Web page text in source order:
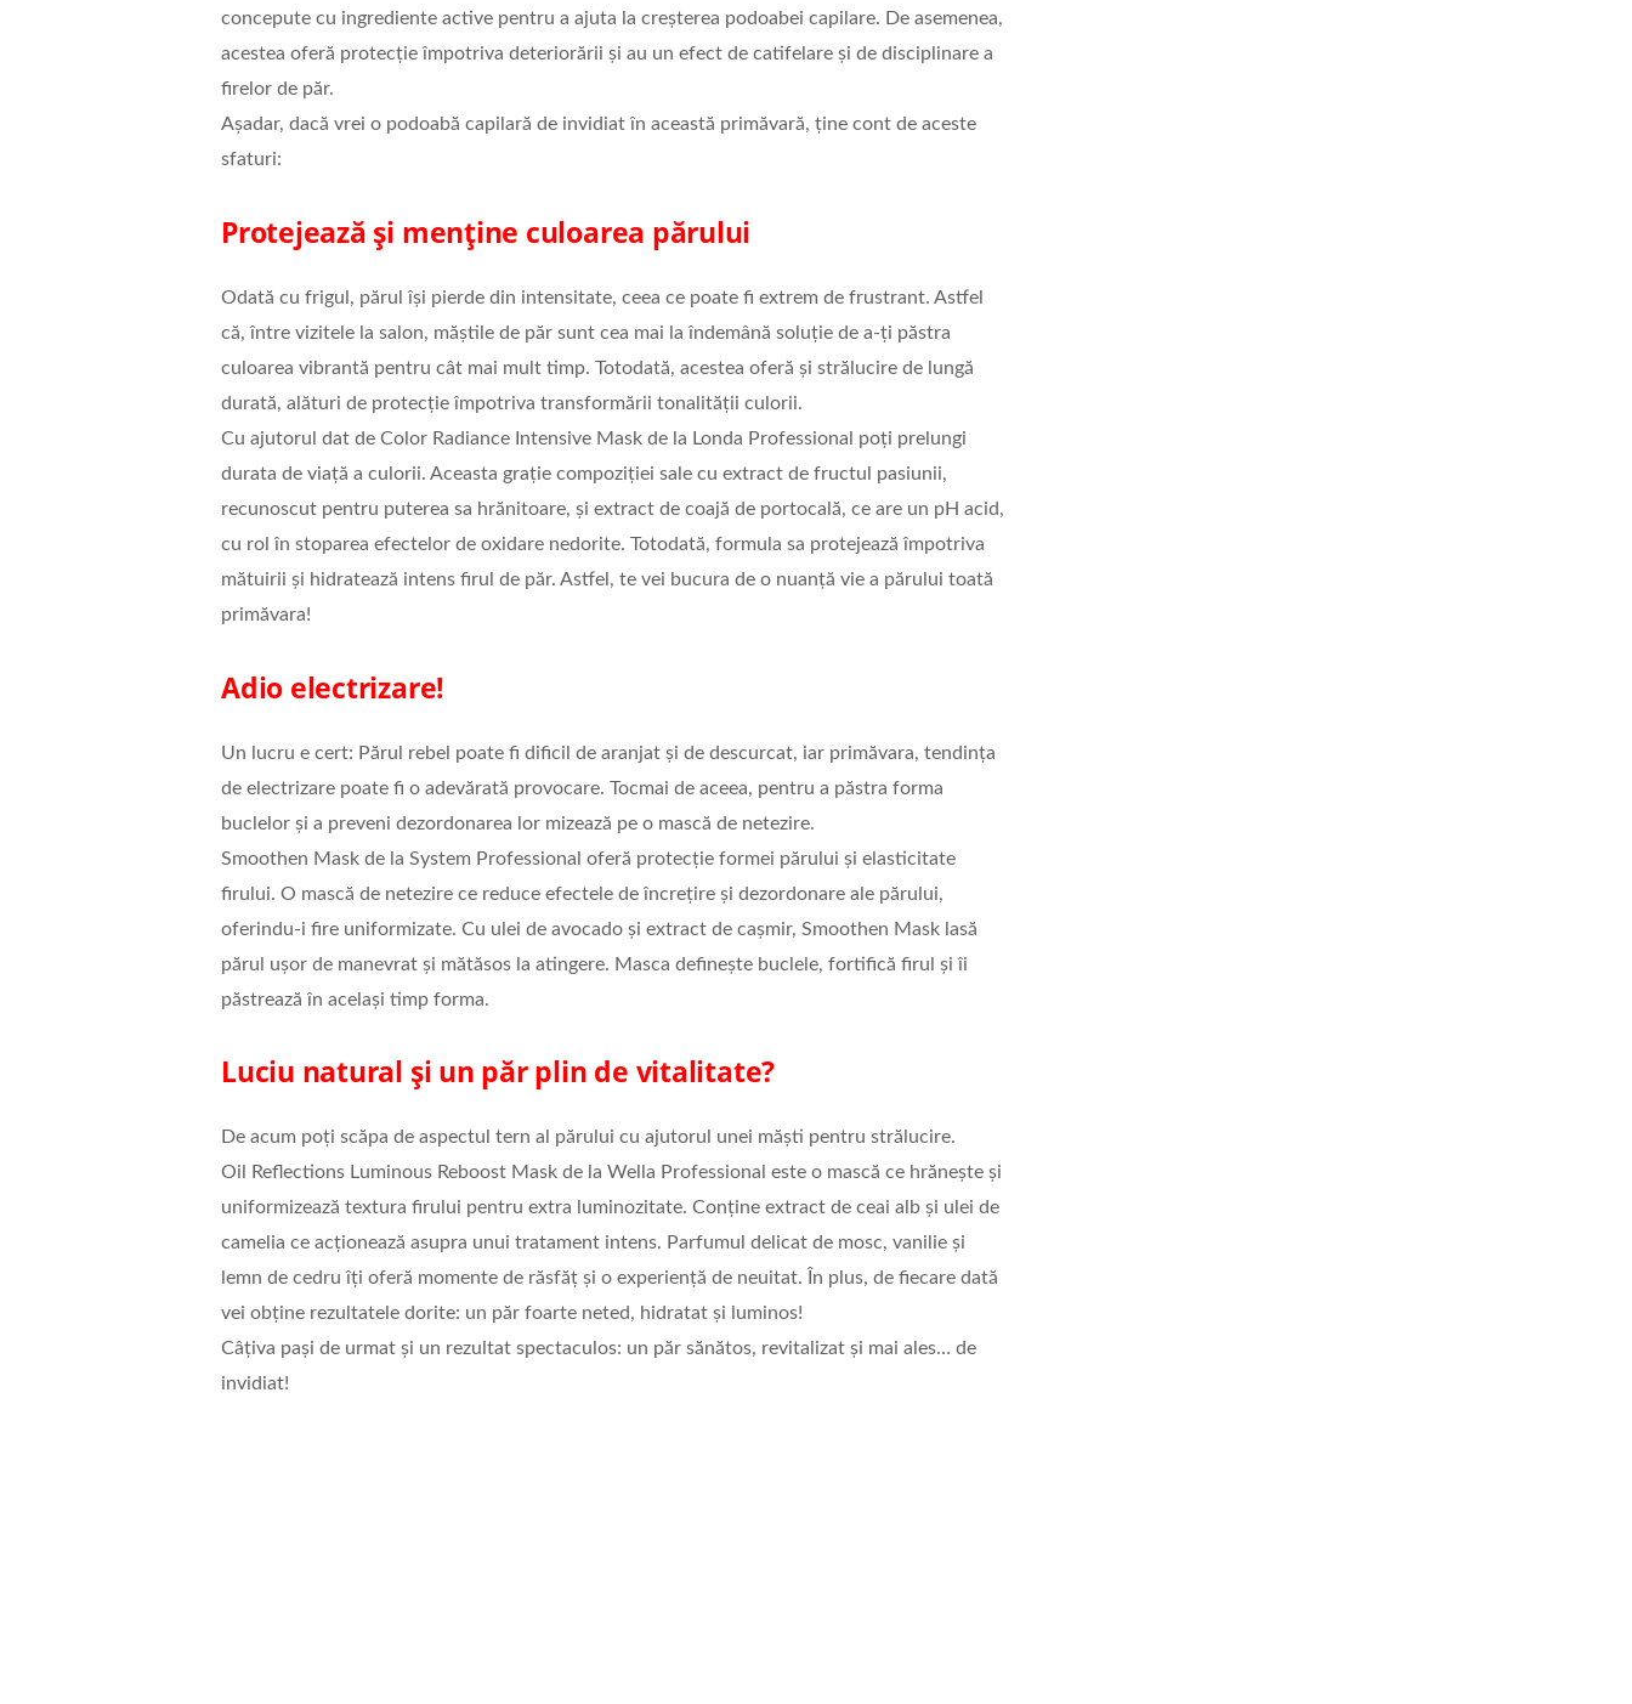
concepute cu ingrediente active pentru a ajuta la creșterea podoabei capilare. De asemenea,
acestea oferă protecție împotriva deteriorării și au un efect de catifelare și de disciplinare a
firelor de păr.
Așadar, dacă vrei o podoabă capilară de invidiat în această primăvară, ține cont de aceste
sfaturi:
Protejează și menține culoarea părului
Odată cu frigul, părul își pierde din intensitate, ceea ce poate fi extrem de frustrant. Astfel
că, între vizitele la salon, măștile de păr sunt cea mai la îndemână soluție de a-ți păstra
culoarea vibrantă pentru cât mai mult timp. Totodată, acestea oferă și strălucire de lungă
durată, alături de protecție împotriva transformării tonalității culorii.
Cu ajutorul dat de Color Radiance Intensive Mask de la Londa Professional poți prelungi
durata de viață a culorii. Aceasta grație compoziției sale cu extract de fructul pasiunii,
recunoscut pentru puterea sa hrănitoare, și extract de coajă de portocală, ce are un pH acid,
cu rol în stoparea efectelor de oxidare nedorite. Totodată, formula sa protejează împotriva
mătuirii și hidratează intens firul de păr. Astfel, te vei bucura de o nuanță vie a părului toată
primăvara!
Adio electrizare!
Un lucru e cert: Părul rebel poate fi dificil de aranjat și de descurcat, iar primăvara, tendința
de electrizare poate fi o adevărată provocare. Tocmai de aceea, pentru a păstra forma
buclelor și a preveni dezordonarea lor mizează pe o mască de netezire.
Smoothen Mask de la System Professional oferă protecție formei părului și elasticitate
firului. O mască de netezire ce reduce efectele de încrețire și dezordonare ale părului,
oferindu-i fire uniformizate. Cu ulei de avocado și extract de cașmir, Smoothen Mask lasă
părul ușor de manevrat și mătăsos la atingere. Masca definește buclele, fortifică firul și îi
păstrează în același timp forma.
Luciu natural și un păr plin de vitalitate?
De acum poți scăpa de aspectul tern al părului cu ajutorul unei măști pentru strălucire.
Oil Reflections Luminous Reboost Mask de la Wella Professional este o mască ce hrănește și
uniformizează textura firului pentru extra luminozitate. Conține extract de ceai alb și ulei de
camelia ce acționează asupra unui tratament intens. Parfumul delicat de mosc, vanilie și
lemn de cedru îți oferă momente de răsfăț și o experiență de neuitat. În plus, de fiecare dată
vei obține rezultatele dorite: un păr foarte neted, hidratat și luminos!
Câțiva pași de urmat și un rezultat spectaculos: un păr sănătos, revitalizat și mai ales… de
invidiat!